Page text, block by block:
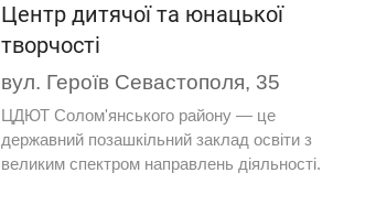
Центр дитячої та юнацької
творчості
вул. Героїв Севастополя, 35
ЦДЮТ Солом'янського району — це
державний позашкільний заклад освіти з
великим спектром направлень діяльності.